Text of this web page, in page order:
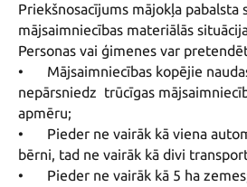
Priekšnosacījums mājokļa pabalsta
mājsaimniecības materiālās
Personas vai ģimenes var
•	Mājsaimniecības kopējie naudas līdzekļu uzkrājumi
nepārsniedz  trūcīgas
apmēru;
•	Pieder ne vairāk kā viena automašīna (ja ģimenē ir
bērni, tad ne vairāk kā divi
•	Pieder ne vairāk kā 5 ha zemes;